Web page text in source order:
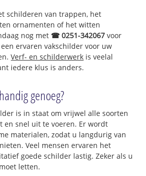
schilderen van trappen, het
ornamenten of het witten
nog met ☎ 0251-342067 voor
ervaren vakschilder voor uw
Verf- en schilderwerk is veelal
iedere klus is anders.
genoeg?
is in staat om vrijwel alle soorten
en snel uit te voeren. Er wordt
materialen, zodat u langdurig van
Veel mensen ervaren het
goede schilder lastig. Zeker als u
letten.